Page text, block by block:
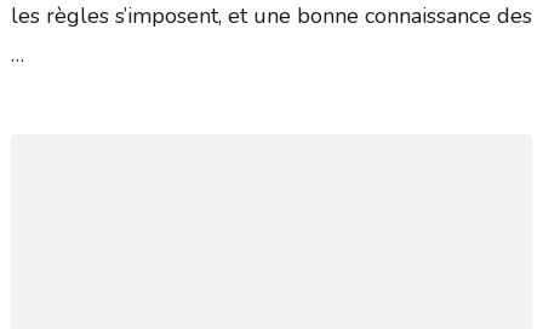
les règles s’imposent, et une bonne connaissance des
…